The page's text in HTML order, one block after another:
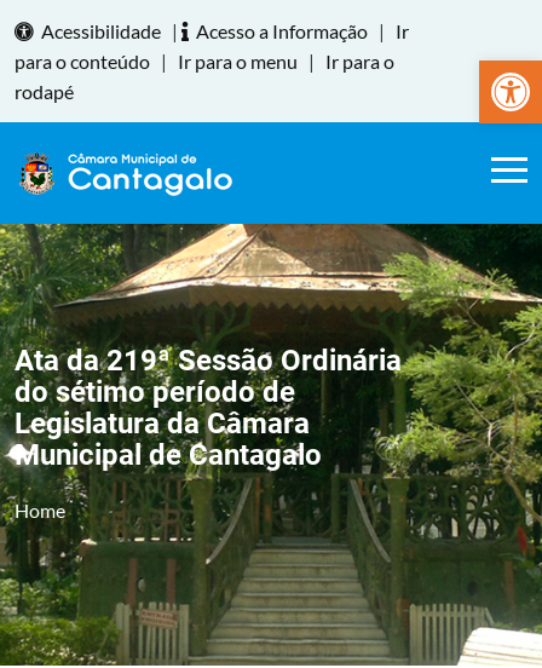
Abrir
Acessibilidade | Acesso a Informação |
Ir
para o conteúdo | Ir para o menu |
Ir para o
rodapé
Ata da 219ª Sessão Ordinária
do sétimo período de
Legislatura da Câmara
Municipal de Cantagalo
Home